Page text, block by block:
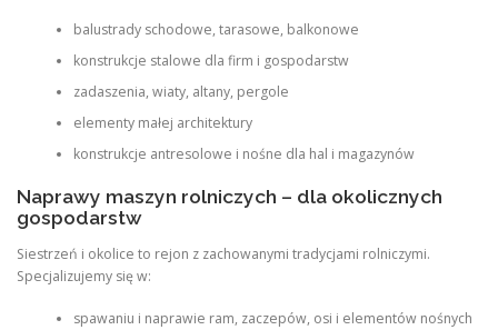
balustrady schodowe, tarasowe, balkonowe
konstrukcje stalowe dla firm i gospodarstw
zadaszenia, wiaty, altany, pergole
elementy małej architektury
konstrukcje antresolowe i nośne dla hal i magazynów
Naprawy maszyn rolniczych – dla okolicznych
gospodarstw
Siestrzeń i okolice to rejon z zachowanymi tradycjami rolniczymi.
Specjalizujemy się w:
spawaniu i naprawie ram, zaczepów, osi i elementów nośnych